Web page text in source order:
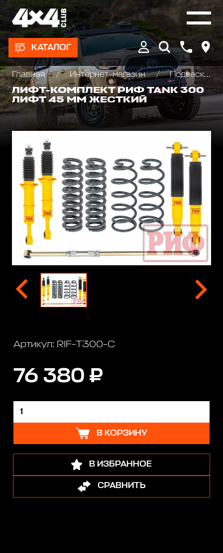
КАТАЛОГ
Главная Интернет-магазин
Подвеска/Лифт комплекты
ЛИФТ-КОМПЛЕКТ РИФ TANK 300
ЛИФТ 45 ММ ЖЕСТКИЙ
Артикул: RIF-T300-C
76 380 ₽
В КОРЗИНУ
В ИЗБРАННОЕ
СРАВНИТЬ